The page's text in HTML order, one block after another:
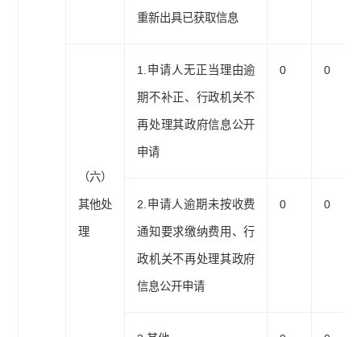
重新出具已获取信息
（六）
其他处
理
1.申请人无正当理由逾
期不补正、行政机关不
再处理其政府信息公开
申请
0 0
2.申请人逾期未按收费
通知要求缴纳费用、行
政机关不再处理其政府
信息公开申请
0 0